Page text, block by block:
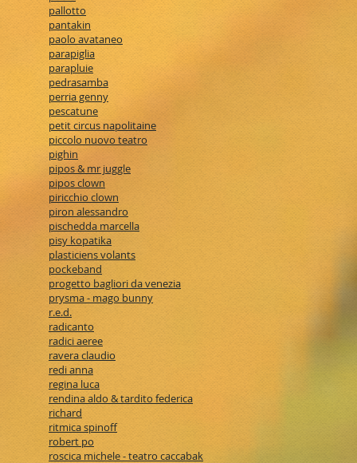
pallotto
pantakin
paolo avataneo
parapiglia
parapluie
pedrasamba
perria genny
pescatune
petit circus napolitaine
piccolo nuovo teatro
pighin
pipos & mr juggle
pipos clown
piricchio clown
piron alessandro
pischedda marcella
pisy kopatika
plasticiens volants
pockeband
progetto bagliori da venezia
prysma - mago bunny
r.e.d.
radicanto
radici aeree
ravera claudio
redi anna
regina luca
rendina aldo & tardito federica
richard
ritmica spinoff
robert po
roscica michele - teatro caccabak